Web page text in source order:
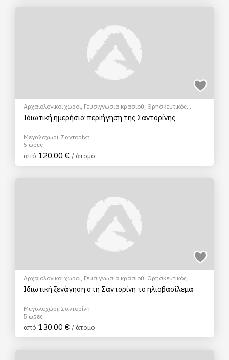
Αρχαιολογικοί χώροι, Γευσιγνωσία κρασιού, Θρησκευτικός
Τουρισμός
EcoΠεριηγήση Ξεναγήσεις/Αξιοθέατα
Πολιτισμικά
Ιδιωτική ημερήσια περιήγηση της Σαντορίνης
Μεγαλοχώρι, Σαντορίνη
5 ώρες
από 120.00 € / άτομο
Αρχαιολογικοί χώροι, Γευσιγνωσία κρασιού, Θρησκευτικός
Τουρισμός ,Ξεναγήσεις/Αξιοθέατα Πολιτιστικά - Πολιτισμικά
Ιδιωτική ξενάγηση στη Σαντορίνη το ηλιοβασίλεμα
Μεγαλοχώρι, Σαντορίνη
5 ώρες
από 130.00 € / άτομο